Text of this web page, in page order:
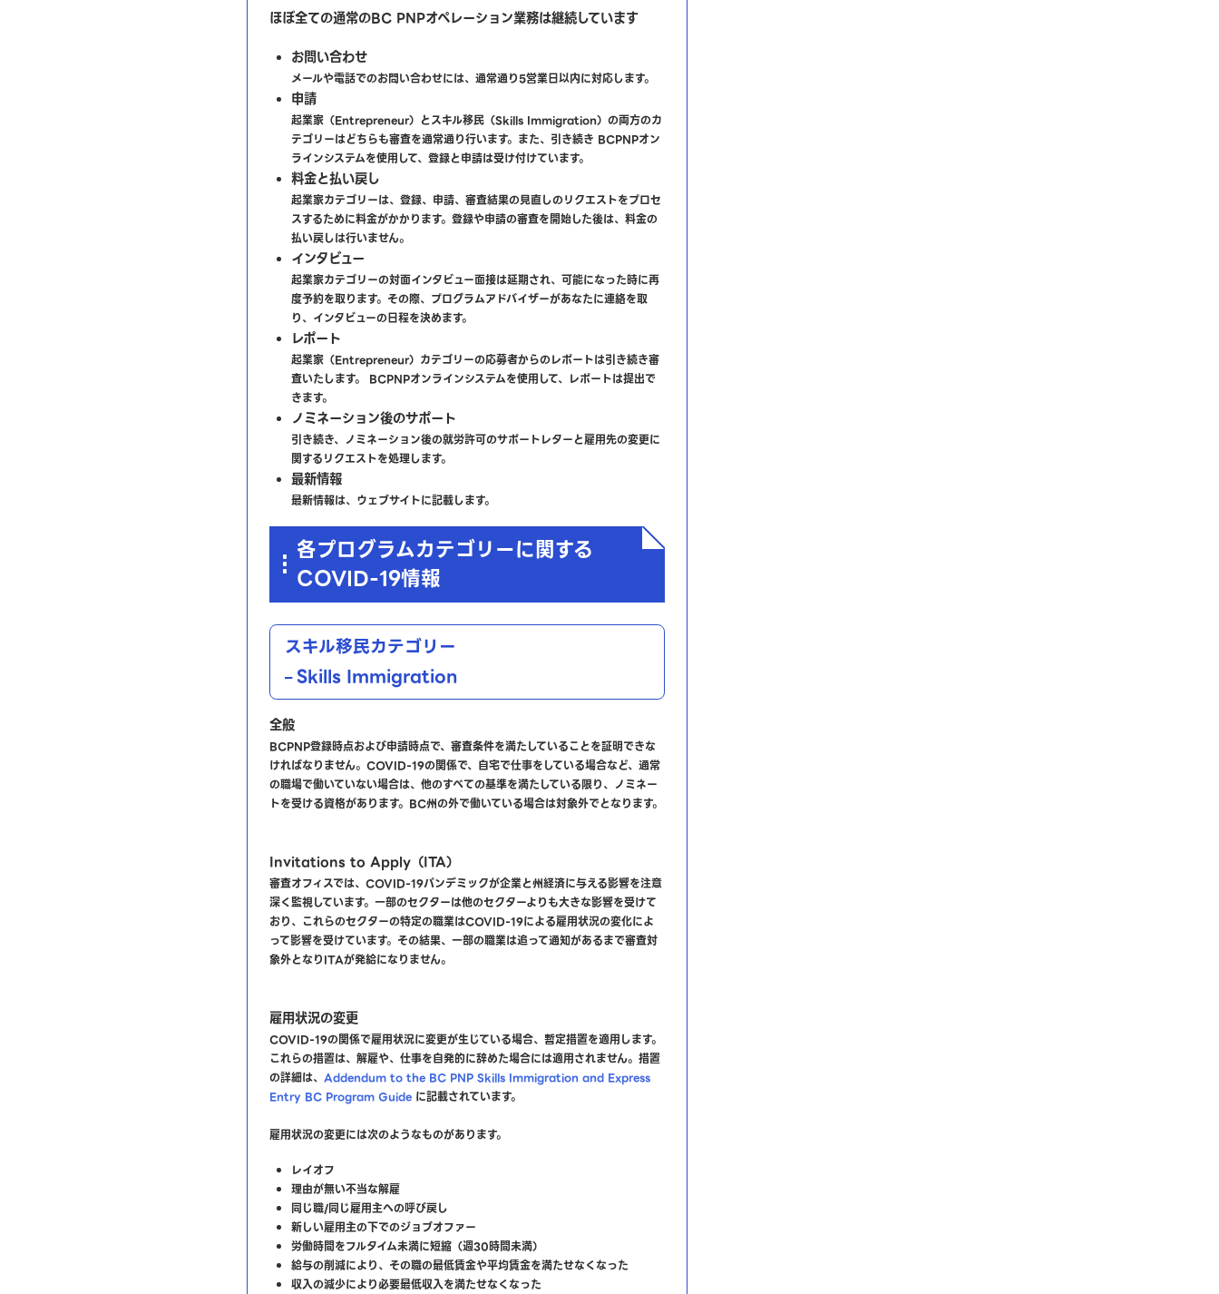
ほぼ全ての通常のBC PNPオペレーション業務は継続しています
お問い合わせ
メールや電話でのお問い合わせには、通常通り5営業日以内に対応します。
申請
起業家（Entrepreneur）とスキル移民（Skills Immigration）の両方のカ
テゴリーはどちらも審査を通常通り行います。また、引き続き BCPNPオン
ラインシステムを使用して、登録と申請は受け付けています。
料金と払い戻し
起業家カテゴリーは、登録、申請、審査結果の見直しのリクエストをプロセ
スするために料金がかかります。登録や申請の審査を開始した後は、料金の
払い戻しは行いません。
インタビュー
起業家カテゴリーの対面インタビュー面接は延期され、可能になった時に再
度予約を取ります。その際、プログラムアドバイザーがあなたに連絡を取
り、インタビューの日程を決めます。
レポート
起業家（Entrepreneur）カテゴリーの応募者からのレポートは引き続き審
査いたします。 BCPNPオンラインシステムを使用して、レポートは提出で
きます。
ノミネーション後のサポート
引き続き、ノミネーション後の就労許可のサポートレターと雇用先の変更に
関するリクエストを処理します。
最新情報
最新情報は、ウェブサイトに記載します。
各プログラムカテゴリーに関する
COVID-19情報
スキル移民カテゴリー
–Skills Immigration
全般
BCPNP登録時点および申請時点で、審査条件を満たしていることを証明できな
ければなりません。COVID-19の関係で、自宅で仕事をしている場合など、通常
の職場で働いていない場合は、他のすべての基準を満たしている限り、ノミネー
トを受ける資格があります。BC州の外で働いている場合は対象外でとなります。
Invitations to Apply（ITA）
審査オフィスでは、COVID-19パンデミックが企業と州経済に与える影響を注意
深く監視しています。一部のセクターは他のセクターよりも大きな影響を受けて
おり、これらのセクターの特定の職業はCOVID-19による雇用状況の変化によ
って影響を受けています。その結果、一部の職業は追って通知があるまで審査対
象外となりITAが発給になりません。
雇用状況の変更
COVID-19の関係で雇用状況に変更が生じている場合、暫定措置を適用します。
これらの措置は、解雇や、仕事を自発的に辞めた場合には適用されません。措置
の詳細は、 Addendum to the BC PNP Skills Immigration and Express
Entry BC Program Guide に記載されています。
雇用状況の変更には次のようなものがあります。
レイオフ
理由が無い不当な解雇
同じ職/同じ雇用主への呼び戻し
新しい雇用主の下でのジョブオファー
労働時間をフルタイム未満に短縮（週30時間未満）
給与の削減により、その職の最低賃金や平均賃金を満たせなくなった
収入の減少により必要最低収入を満たせなくなった